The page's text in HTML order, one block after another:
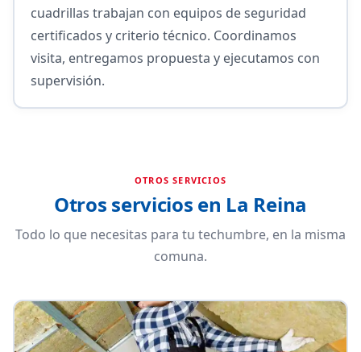
cuadrillas trabajan con equipos de seguridad
certificados y criterio técnico. Coordinamos
visita, entregamos propuesta y ejecutamos con
supervisión.
OTROS SERVICIOS
Otros servicios en La Reina
Todo lo que necesitas para tu techumbre, en la misma
comuna.